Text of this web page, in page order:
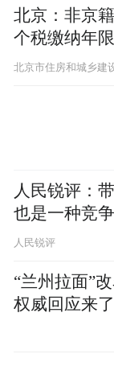
树牢安全发
遏制各类安
质量发展。
“特别声明：
频)为凤凰网
布，本平台仅
pictures and
by the user of
platform and
北京：非京
个税缴纳年
北京市住房和城乡建
人民锐评：
也是一种竞
人民锐评
“兰州拉面”
权威回应来了